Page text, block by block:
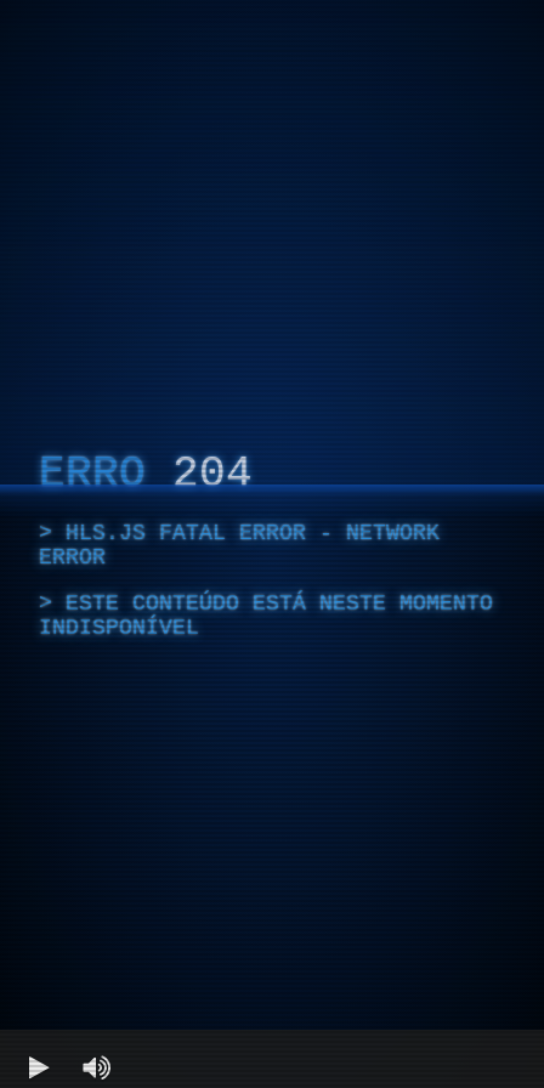
ERRO204
HLS.JS FATAL ERROR - NETWORK
ERROR
ESTE CONTEÚDO ESTÁ NESTE MOMENTO
INDISPONÍVEL